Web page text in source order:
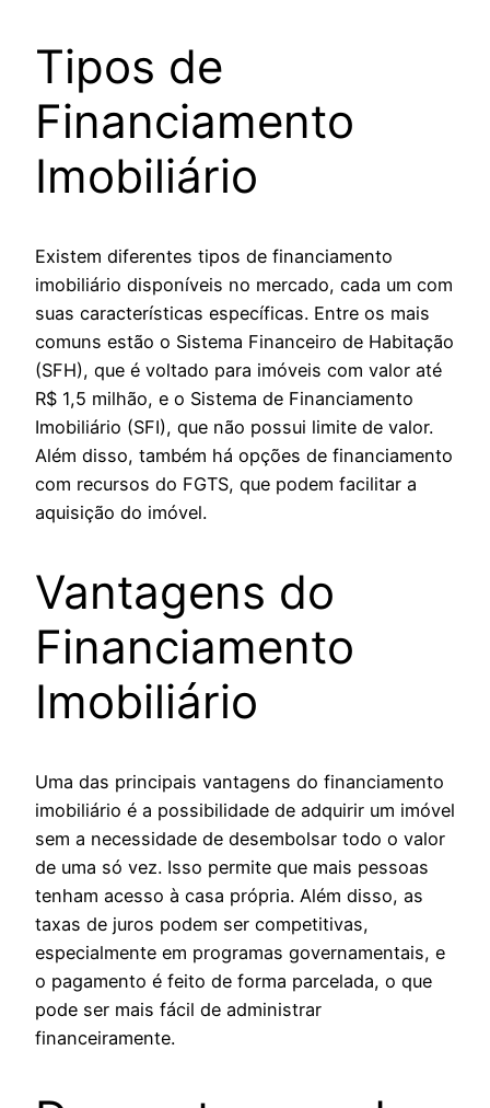
Tipos de
Financiamento
Imobiliário
Existem diferentes tipos de financiamento
imobiliário disponíveis no mercado, cada um com
suas características específicas. Entre os mais
comuns estão o Sistema Financeiro de Habitação
(SFH), que é voltado para imóveis com valor até
R$ 1,5 milhão, e o Sistema de Financiamento
Imobiliário (SFI), que não possui limite de valor.
Além disso, também há opções de financiamento
com recursos do FGTS, que podem facilitar a
aquisição do imóvel.
Vantagens do
Financiamento
Imobiliário
Uma das principais vantagens do financiamento
imobiliário é a possibilidade de adquirir um imóvel
sem a necessidade de desembolsar todo o valor
de uma só vez. Isso permite que mais pessoas
tenham acesso à casa própria. Além disso, as
taxas de juros podem ser competitivas,
especialmente em programas governamentais, e
o pagamento é feito de forma parcelada, o que
pode ser mais fácil de administrar
financeiramente.